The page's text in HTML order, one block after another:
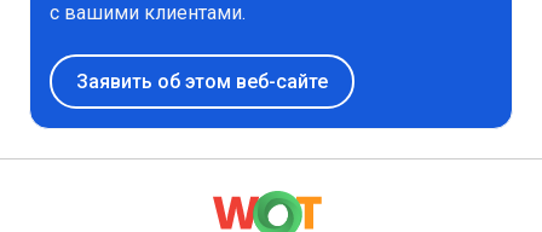
с вашими клиентами.
Заявить об этом веб-сайте